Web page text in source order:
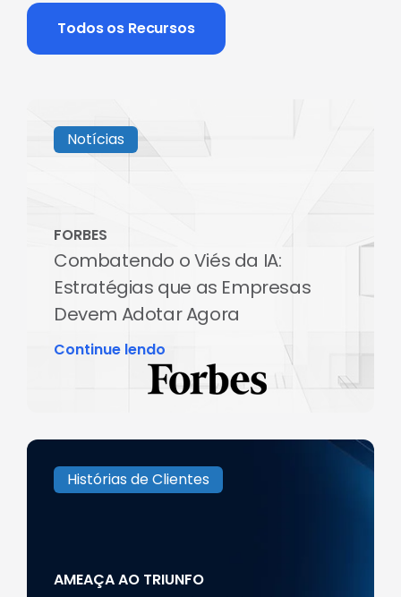
Todos os Recursos
Notícias
FORBES
Combatendo o Viés da IA:
Estratégias que as Empresas
Devem Adotar Agora
Continue lendo
Histórias de Clientes
AMEAÇA AO TRIUNFO